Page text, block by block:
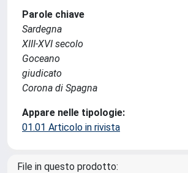
Parole chiave
Sardegna
XIII-XVI secolo
Goceano
giudicato
Corona di Spagna
Appare nelle tipologie:
01.01 Articolo in rivista
File in questo prodotto: